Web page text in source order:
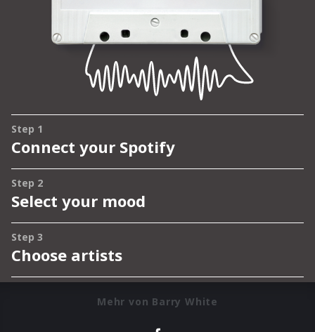
Mehr von Barry White